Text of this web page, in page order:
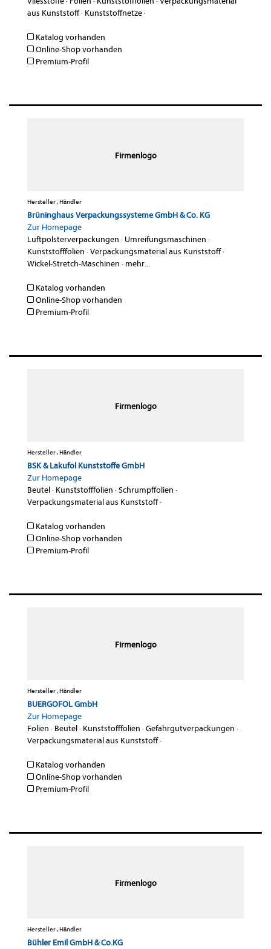
aus Kunststoff· Kunststoffnetze·
Katalog vorhanden
Online-Shop vorhanden
Premium-Profil
Firmenlogo
Hersteller , Händler
Brüninghaus Verpackungssysteme GmbH & Co. KG
Zur Homepage
Luftpolsterverpackungen · Umreifungsmaschinen ·
Kunststofffolien ·Verpackungsmaterial aus Kunststoff·
Wickel-Stretch-Maschinen · mehr...
Katalog vorhanden
Online-Shop vorhanden
Premium-Profil
Firmenlogo
Hersteller , Händler
BSK & Lakufol Kunststoffe GmbH
Zur Homepage
Beutel· Kunststofffolien ·Schrumpffolien ·
Verpackungsmaterial aus Kunststoff·
Katalog vorhanden
Online-Shop vorhanden
Premium-Profil
Firmenlogo
Hersteller , Händler
BUERGOFOL GmbH
Zur Homepage
Folien · Beutel· Kunststofffolien ·Gefahrgutverpackungen ·
Verpackungsmaterial aus Kunststoff·
Katalog vorhanden
Online-Shop vorhanden
Premium-Profil
Firmenlogo
Hersteller , Händler
Bühler Emil GmbH & Co.KG